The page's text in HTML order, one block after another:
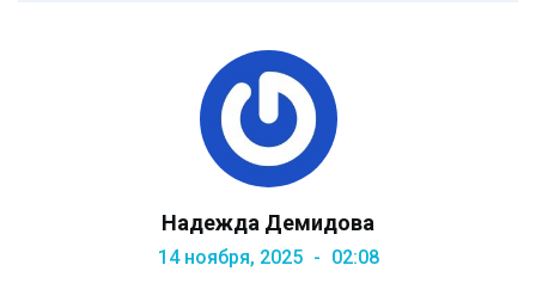
Надежда Демидова
14 ноября, 2025 02:08